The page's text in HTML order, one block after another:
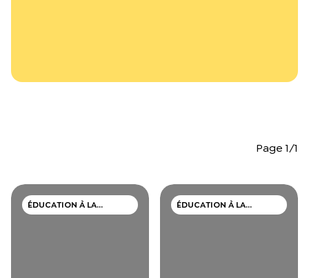
Podcast 🎙️
Page 1/1
ÉDUCATION À LA
SEXUALITÉ
ÉDUCATION À LA
SEXUALITÉ